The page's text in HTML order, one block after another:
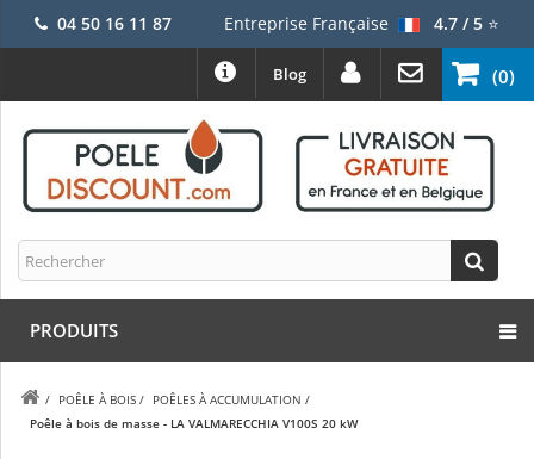
04 50 16 11 87 Entreprise Française 4.7 / 5⭐
(0)
Blog
PRODUITS
/ POÊLE À BOIS / POÊLES À ACCUMULATION /
Poêle à bois de masse - LA VALMARECCHIA V100S 20 kW